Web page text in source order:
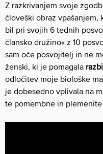
Z razkrivanjem svoje
človeški obraz vpašanjem,
bil pri svojih 6 tednih
člansko družino« z 10
sam oče posvojitelj in ne
ženski, ki je pomagala
odločitev moje biološke
je dobesedno vplivala na
te pomembne in